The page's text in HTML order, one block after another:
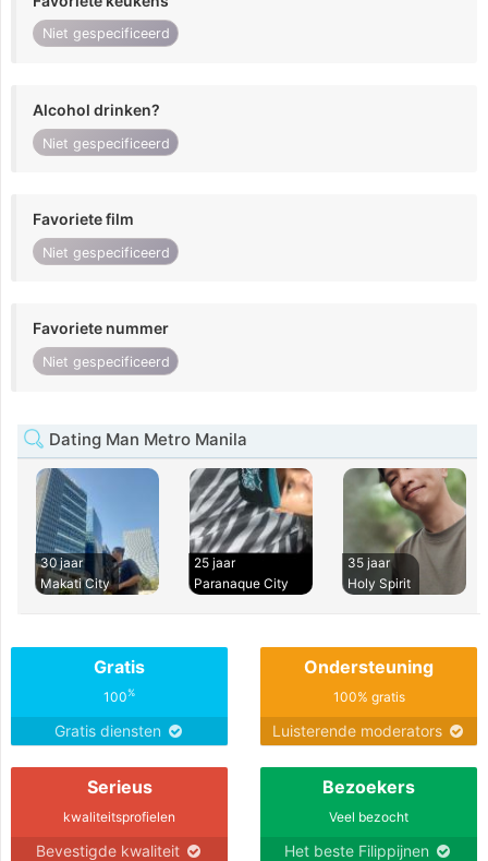
Niet gespecificeerd
Alcohol drinken?
Niet gespecificeerd
Favoriete film
Niet gespecificeerd
Favoriete nummer
Niet gespecificeerd
Dating Man Metro Manila
30 jaar
Makati City
25 jaar
Paranaque City
35 jaar
Holy Spirit
Gratis
100%
Gratis diensten
Ondersteuning
100% gratis
Luisterende moderators
Serieus
kwaliteitsprofielen
Bevestigde kwaliteit
Bezoekers
Veel bezocht
Het beste Filippijnen